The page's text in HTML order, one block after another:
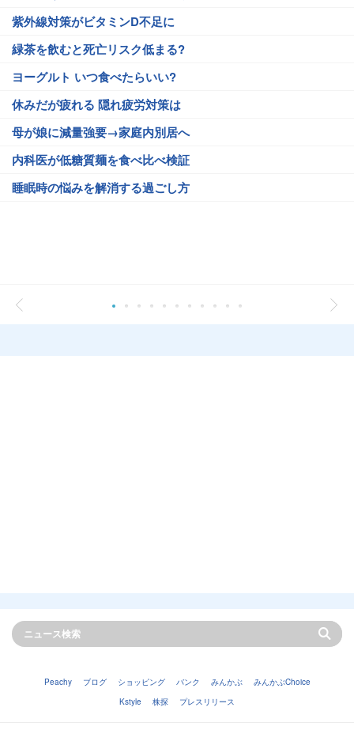
紫外線対策がビタミンD不足に
緑茶を飲むと死亡リスク低まる?
ヨーグルト いつ食べたらいい?
休みだが疲れる 隠れ疲労対策は
母が娘に減量強要→家庭内別居へ
内科医が低糖質麺を食べ比べ検証
睡眠時の悩みを解消する過ごし方
Peachy ブログ ショッピング バンク みんかぶ
みんかぶChoice
Kstyle
株探 プレスリリース